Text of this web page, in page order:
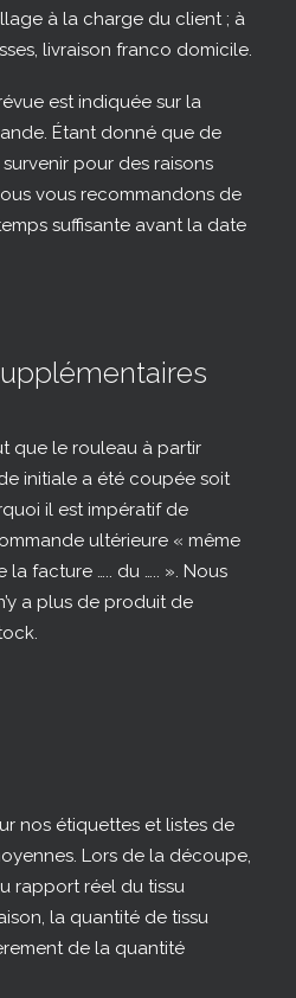
à la charge du client ; à
livraison franco domicile.
est indiquée sur la
Étant donné que de
pour des raisons
vous recommandons de
suffisante avant la date
que le rouleau à partir
initiale a été coupée soit
il est impératif de
ultérieure « même
facture ….. du ….. ». Nous
a plus de produit de
nos étiquettes et listes de
Lors de la découpe,
rapport réel du tissu
la quantité de tissu
de la quantité